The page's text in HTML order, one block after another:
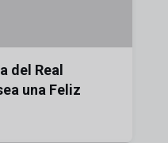
del Real
una Feliz